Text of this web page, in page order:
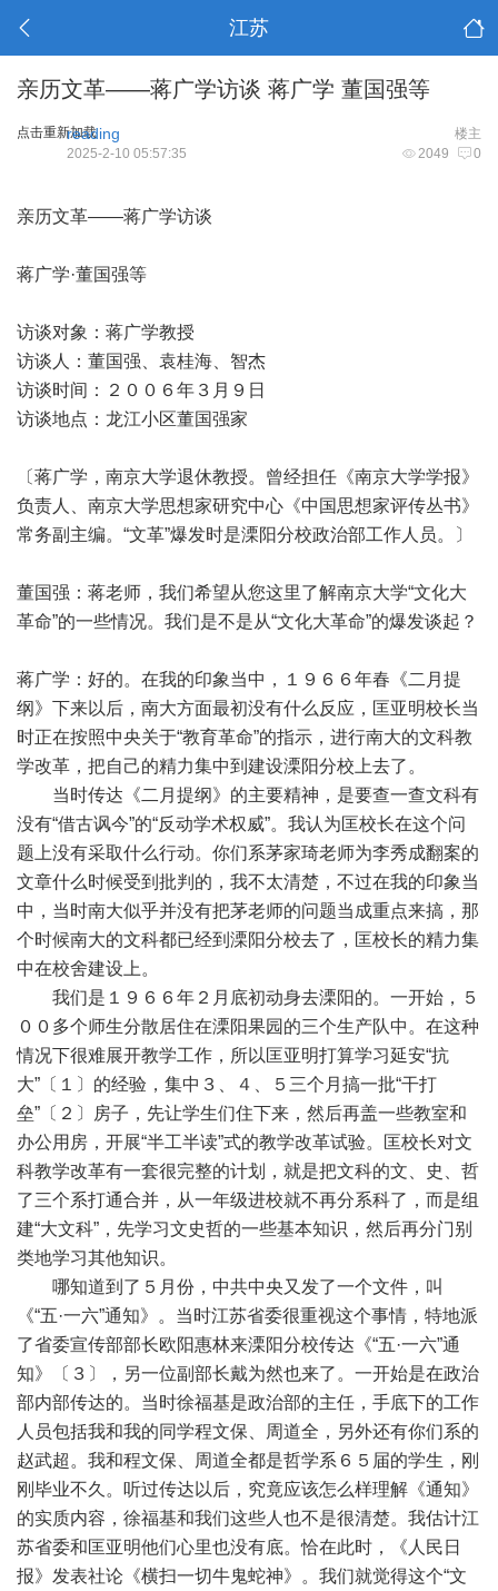
江苏
亲历文革——蒋广学访谈 蒋广学 董国强等
点击重新加载 楼主
reading
2049 0
2025-2-10 05:57:35
亲历文革——蒋广学访谈
蒋广学·董国强等
访谈对象：蒋广学教授
访谈人：董国强、袁桂海、智杰
访谈时间：２００６年３月９日
访谈地点：龙江小区董国强家
〔蒋广学，南京大学退休教授。曾经担任《南京大学学报》
负责人、南京大学思想家研究中心《中国思想家评传丛书》
常务副主编。“文革”爆发时是溧阳分校政治部工作人员。〕
董国强：蒋老师，我们希望从您这里了解南京大学“文化大
革命”的一些情况。我们是不是从“文化大革命”的爆发谈起？
蒋广学：好的。在我的印象当中，１９６６年春《二月提
纲》下来以后，南大方面最初没有什么反应，匡亚明校长当
时正在按照中央关于“教育革命”的指示，进行南大的文科教
学改革，把自己的精力集中到建设溧阳分校上去了。
当时传达《二月提纲》的主要精神，是要查一查文科有
没有“借古讽今”的“反动学术权威”。我认为匡校长在这个问
题上没有采取什么行动。你们系茅家琦老师为李秀成翻案的
文章什么时候受到批判的，我不太清楚，不过在我的印象当
中，当时南大似乎并没有把茅老师的问题当成重点来搞，那
个时候南大的文科都已经到溧阳分校去了，匡校长的精力集
中在校舍建设上。
我们是１９６６年２月底初动身去溧阳的。一开始，５
００多个师生分散居住在溧阳果园的三个生产队中。在这种
情况下很难展开教学工作，所以匡亚明打算学习延安“抗
大”〔１〕的经验，集中３、４、５三个月搞一批“干打
垒”〔２〕房子，先让学生们住下来，然后再盖一些教室和
办公用房，开展“半工半读”式的教学改革试验。匡校长对文
科教学改革有一套很完整的计划，就是把文科的文、史、哲
了三个系打通合并，从一年级进校就不再分系科了，而是组
建“大文科”，先学习文史哲的一些基本知识，然后再分门别
类地学习其他知识。
哪知道到了５月份，中共中央又发了一个文件，叫
《“五·一六”通知》。当时江苏省委很重视这个事情，特地派
了省委宣传部部长欧阳惠林来溧阳分校传达《“五·一六”通
知》〔３〕，另一位副部长戴为然也来了。一开始是在政治
部内部传达的。当时徐福基是政治部的主任，手底下的工作
人员包括我和我的同学程文保、周道全，另外还有你们系的
赵武超。我和程文保、周道全都是哲学系６５届的学生，刚
刚毕业不久。听过传达以后，究竟应该怎么样理解《通知》
的实质内容，徐福基和我们这些人也不是很清楚。我估计江
苏省委和匡亚明他们心里也没有底。恰在此时，《人民日
报》发表社论《横扫一切牛鬼蛇神》。我们就觉得这个“文